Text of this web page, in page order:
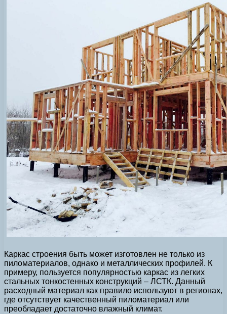
Каркас строения быть может изготовлен не только из
пиломатериалов, однако и металлических профилей. К
примеру, пользуется популярностью каркас из легких
стальных тонкостенных конструкций – ЛСТК. Данный
расходный материал как правило используют в регионах,
где отсутствует качественный пиломатериал или
преобладает достаточно влажный климат.